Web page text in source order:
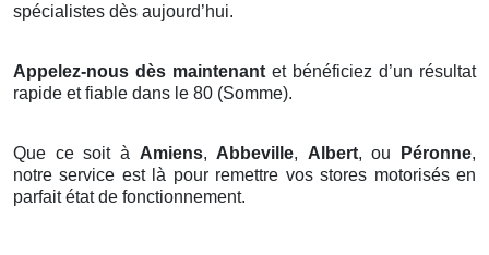
spécialistes dès aujourd’hui.
Appelez-nous dès maintenant et bénéficiez d’un résultat
rapide et fiable dans le 80 (Somme).
Que ce soit à Amiens, Abbeville, Albert, ou Péronne,
notre service est là pour remettre vos stores motorisés en
parfait état de fonctionnement.